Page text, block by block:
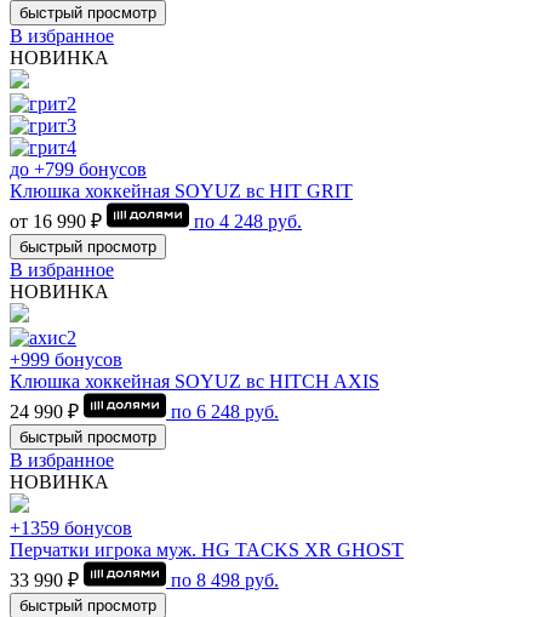
быстрый просмотр
В избранное
НОВИНКА
до +799 бонусов
Клюшка хоккейная SOYUZ вс HIT GRIT
от 16 990 ₽
по 4 248 руб.
быстрый просмотр
В избранное
НОВИНКА
+999 бонусов
Клюшка хоккейная SOYUZ вс HITCH AXIS
24 990 ₽
по 6 248 руб.
быстрый просмотр
В избранное
НОВИНКА
+1359 бонусов
Перчатки игрока муж. HG TACKS XR GHOST
33 990 ₽
по 8 498 руб.
быстрый просмотр